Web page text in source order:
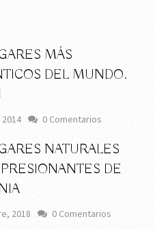
MÁS
DEL MUNDO.
0 Comentarios
NATURALES
DE
2018 0 Comentarios